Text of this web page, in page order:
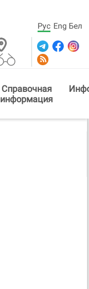
Рус Eng Бел
Справочная
информация